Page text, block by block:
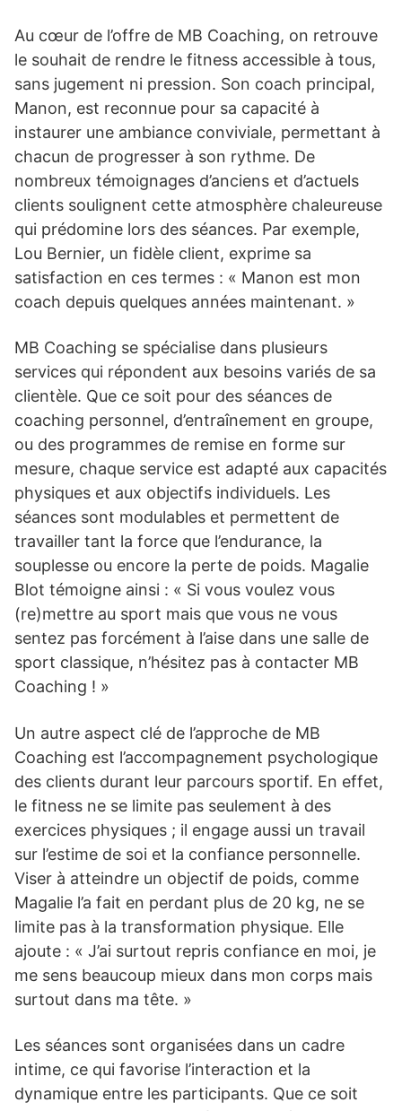
Au cœur de l’offre de MB Coaching, on retrouve
le souhait de rendre le fitness accessible à tous,
sans jugement ni pression. Son coach principal,
Manon, est reconnue pour sa capacité à
instaurer une ambiance conviviale, permettant à
chacun de progresser à son rythme. De
nombreux témoignages d’anciens et d’actuels
clients soulignent cette atmosphère chaleureuse
qui prédomine lors des séances. Par exemple,
Lou Bernier, un fidèle client, exprime sa
satisfaction en ces termes : « Manon est mon
coach depuis quelques années maintenant. »
MB Coaching se spécialise dans plusieurs
services qui répondent aux besoins variés de sa
clientèle. Que ce soit pour des séances de
coaching personnel, d’entraînement en groupe,
ou des programmes de remise en forme sur
mesure, chaque service est adapté aux capacités
physiques et aux objectifs individuels. Les
séances sont modulables et permettent de
travailler tant la force que l’endurance, la
souplesse ou encore la perte de poids. Magalie
Blot témoigne ainsi : « Si vous voulez vous
(re)mettre au sport mais que vous ne vous
sentez pas forcément à l’aise dans une salle de
sport classique, n’hésitez pas à contacter MB
Coaching ! »
Un autre aspect clé de l’approche de MB
Coaching est l’accompagnement psychologique
des clients durant leur parcours sportif. En effet,
le fitness ne se limite pas seulement à des
exercices physiques ; il engage aussi un travail
sur l’estime de soi et la confiance personnelle.
Viser à atteindre un objectif de poids, comme
Magalie l’a fait en perdant plus de 20 kg, ne se
limite pas à la transformation physique. Elle
ajoute : « J’ai surtout repris confiance en moi, je
me sens beaucoup mieux dans mon corps mais
surtout dans ma tête. »
Les séances sont organisées dans un cadre
intime, ce qui favorise l’interaction et la
dynamique entre les participants. Que ce soit